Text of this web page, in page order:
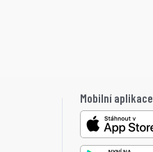
Mobilní aplikace